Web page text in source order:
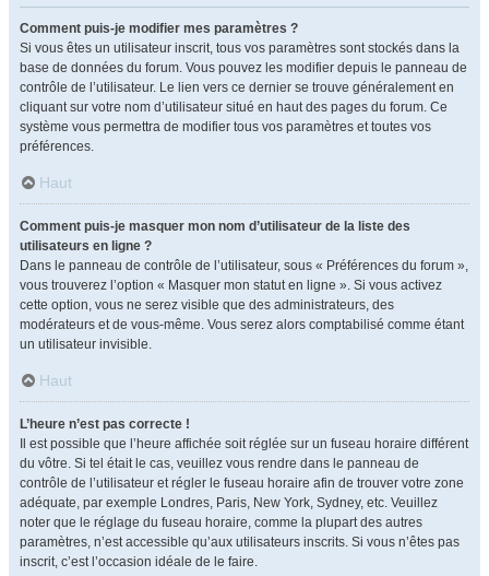
Comment puis-je modifier mes paramètres ?
Si vous êtes un utilisateur inscrit, tous vos paramètres sont stockés dans la
base de données du forum. Vous pouvez les modifier depuis le panneau de
contrôle de l’utilisateur. Le lien vers ce dernier se trouve généralement en
cliquant sur votre nom d’utilisateur situé en haut des pages du forum. Ce
système vous permettra de modifier tous vos paramètres et toutes vos
préférences.
Haut
Comment puis-je masquer mon nom d’utilisateur de la liste des
utilisateurs en ligne ?
Dans le panneau de contrôle de l’utilisateur, sous « Préférences du forum »,
vous trouverez l’option « Masquer mon statut en ligne ». Si vous activez
cette option, vous ne serez visible que des administrateurs, des
modérateurs et de vous-même. Vous serez alors comptabilisé comme étant
un utilisateur invisible.
Haut
L’heure n’est pas correcte !
Il est possible que l’heure affichée soit réglée sur un fuseau horaire différent
du vôtre. Si tel était le cas, veuillez vous rendre dans le panneau de
contrôle de l’utilisateur et régler le fuseau horaire afin de trouver votre zone
adéquate, par exemple Londres, Paris, New York, Sydney, etc. Veuillez
noter que le réglage du fuseau horaire, comme la plupart des autres
paramètres, n’est accessible qu’aux utilisateurs inscrits. Si vous n’êtes pas
inscrit, c’est l’occasion idéale de le faire.